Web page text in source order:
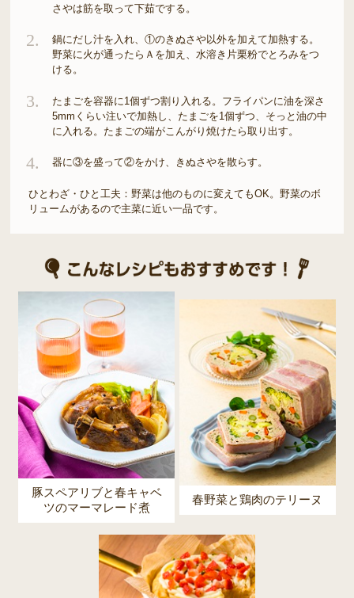
さやは筋を取って下茹でする。
2.
鍋にだし汁を入れ、①のきぬさや以外を加えて加熱する。
野菜に火が通ったらＡを加え、水溶き片栗粉でとろみをつ
ける。
3.
たまごを容器に1個ずつ割り入れる。フライパンに油を深さ
5mmくらい注いで加熱し、たまごを1個ずつ、そっと油の中
に入れる。たまごの端がこんがり焼けたら取り出す。
4. 器に③を盛って②をかけ、きぬさやを散らす。
ひとわざ・ひと工夫：野菜は他のものに変えてもOK。野菜のボ
リュームがあるので主菜に近い一品です。
豚スペアリブと春キャベ
ツのマーマレード煮
春野菜と鶏肉のテリーヌ